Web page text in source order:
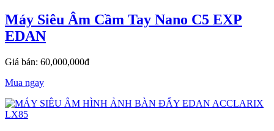
Máy Siêu Âm Cầm Tay Nano C5 EXP
EDAN
Giá bán: 60,000,000đ
Mua ngay